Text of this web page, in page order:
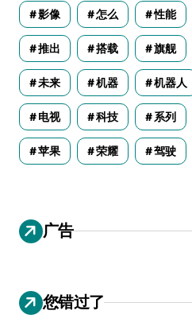
影像 怎么 性能
推出 搭载 旗舰
未来 机器 机器人
电视 科技 系列
苹果 荣耀 驾驶
广告
您错过了